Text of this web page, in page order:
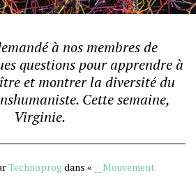
à nos membres de
questions pour apprendre à
et montrer la diversité du
Cette semaine,
Virginie.
Technoprogdans «
__Mouvement